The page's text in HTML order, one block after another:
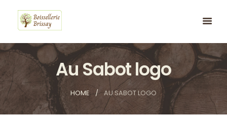
Au Sabot logo
HOME AU SABOT LOGO